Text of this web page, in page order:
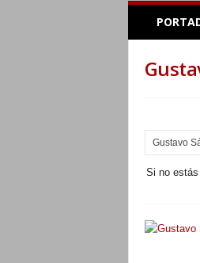
E
A
Si no